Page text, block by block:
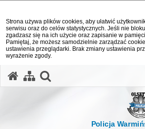
Strona używa plików cookies, aby ułatwić
serwisu oraz do celów statystycznych. Jeśli nie
zgadzasz się na ich użycie oraz zapisanie w
Pamiętaj, że możesz samodzielnie zarządzać
ustawienia przeglądarki. Brak zmiany ustawienia
wyrażenie zgody.
Policja